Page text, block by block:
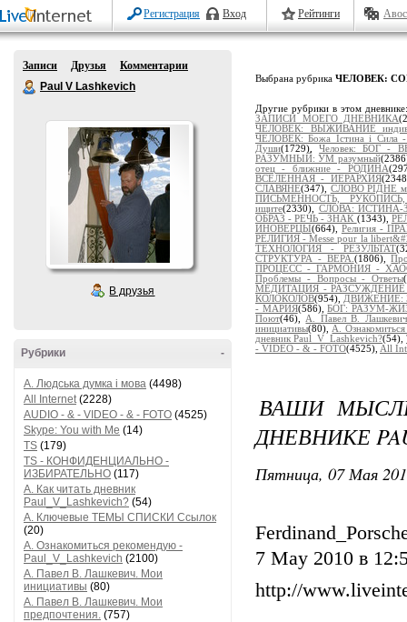
Регистрация Вход Рейтинги
Записи Друзья
Комментарии
Paul V Lashkevich
В друзья
-
Рубрики
A. Людська думка і мова (4498)
All Internet(2228)
AUDIO - & - VIDEO - & - FOTO (4525)
Skype: You with Me (14)
TS (179)
TS - КОНФИДЕНЦИАЛЬНО -
ИЗБИРАТЕЛЬНО (117)
А. Как читать дневник
Paul_V_Lashkevich? (54)
А. Ключевые ТЕМЫ СПИСКИ Ссылок
(20)
А. Ознакомиться рекомендую -
Paul_V_Lashkevich (2100)
А. Павел В. Лашкевич. Мои
инициативы (80)
А. Павел В. Лашкевич. Мои
предпочтения. (757)
Выбрана рубрика ЧЕЛОВЕК:
Другие рубрики в этом
ЗАПИСИ МОЕГО ДНЕВНИКА
ЧЕЛОВЕК: ВЫЖИВАНИЕ
ЧЕЛОВЕК: Божа Істина і
Души(1729),Человек: БОГ -
РАЗУМНЫЙ: УМ разумный
отец - ближние - РОДИНА
ВСЕЛЕННАЯ - ИЕРАРХИЯ
СЛАВЯНЕ(347), СЛОВО РІДНЕ
ПИСЬМЕННОСТЬ,
ищите(2330), СЛОВА:
ОБРАЗ - РЕЧЬ - ЗНАК (1343),
ИНОВЕРЦЫ(664), Религия -
РЕЛИГИЯ - Messe pour la
ТЕХНОЛОГИЯ - РЕЗУЛЬТАТ
СТРУКТУРА - ВЕРА. (1806),
ПРОЦЕСС - ГАРМОНИЯ -
Проблемы - Вопросы - Ответы
МЕДИТАЦИЯ - РАЗСУЖДЕНИЕ -
КОЛОКОЛОВ(954), ДВИЖЕНИЕ:
- МАРИЯ(586),БОГ: РАЗУМ-
Поют(46), А. Павел В.
инициативы(80), А.
дневник Paul_V_Lashkevich?(54),
- VIDEO - & - FOTO(4525), All
ВАШИ
ДНЕВНИКЕ
Пятница, 07 Мая
7 May 2010 в
http://